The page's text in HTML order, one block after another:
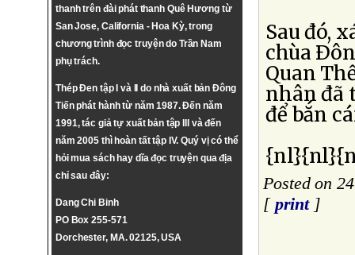
thanh trên đài phát thanh Quê Hương từ
San Jose, California - Hoa Kỳ, trong
chương trình đọc truyện do Trần Nam
phụ trách.
Thép Đen tập I và II do nhà xuất bản Đông
Tiến phát hành từ năm 1987. Đến năm
1991, tác giả tự xuất bản tập III và đến
năm 2005 thì hoàn tất tập IV. Quý vị có thể
hỏi mua sách hay dĩa đọc truyện qua địa
chỉ sau đây:
Dang Chi Binh
PO Box 255-571
Dorchester, MA. 02125, USA
Sau đó,
chùa
Quan
nhân đã
để bắn
Posted on
[ print]